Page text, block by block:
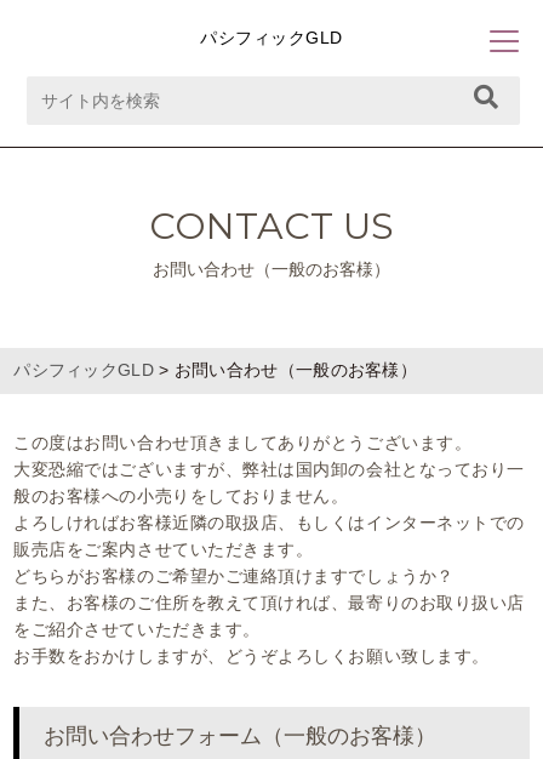
パシフィックGLD
CONTACT US
お問い合わせ（一般のお客様）
パシフィックGLD> お問い合わせ（一般のお客様）
この度はお問い合わせ頂きましてありがとうございます。
大変恐縮ではございますが、弊社は国内卸の会社となっており一
般のお客様への小売りをしておりません。
よろしければお客様近隣の取扱店、もしくはインターネットでの
販売店をご案内させていただきます。
どちらがお客様のご希望かご連絡頂けますでしょうか？
また、お客様のご住所を教えて頂ければ、最寄りのお取り扱い店
をご紹介させていただきます。
お手数をおかけしますが、どうぞよろしくお願い致します。
お問い合わせフォーム（一般のお客様）